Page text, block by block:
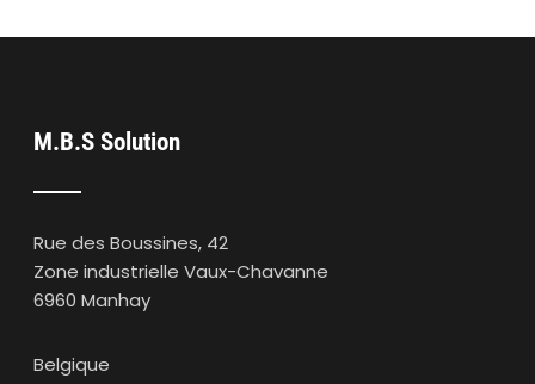
M.B.S Solution
Rue des Boussines, 42
Zone industrielle Vaux-Chavanne
6960 Manhay
Belgique